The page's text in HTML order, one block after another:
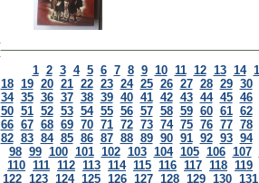
1 2 3 4 5 6 7 8 9 10 11 12 13 14
18 19 20 21 22 23 24 25 26 27 28 29 30
34 35 36 37 38 39 40 41 42 43 44 45 46
50 51 52 53 54 55 56 57 58 59 60 61 62
66 67 68 69 70 71 72 73 74 75 76 77 78
82 83 84 85 86 87 88 89 90 91 92 93 94
98 99 100 101 102 103 104 105 106 107
110 111 112 113 114 115 116 117 118 119
122 123 124 125 126 127 128 129 130 131